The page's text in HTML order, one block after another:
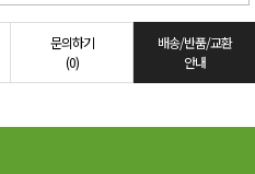
문의하기
(0)
배송/반품/교환
안내